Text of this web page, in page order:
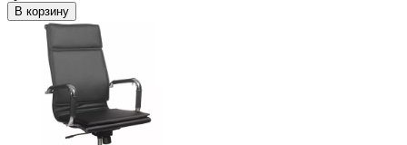
В корзину